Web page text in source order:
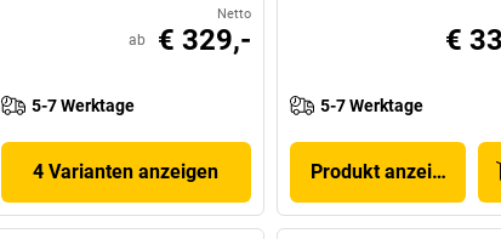
Netto
ab € 329,-
5-7 Werktage
4 Varianten anzeigen
€
5-7 Werktage
Produkt anzeigen